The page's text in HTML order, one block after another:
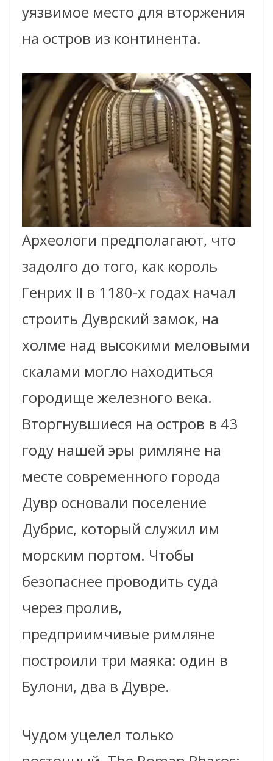
уязвимое место для вторжения
на остров из континента.
Археологи предполагают, что
задолго до того, как король
Генрих II в 1180-х годах начал
строить Дуврский замок, на
холме над высокими меловыми
скалами могло находиться
городище железного века.
Вторгнувшиеся на остров в 43
году нашей эры римляне на
месте современного города
Дувр основали поселение
Дубрис, который служил им
морским портом. Чтобы
безопаснее проводить суда
через пролив,
предприимчивые римляне
построили три маяка: один в
Булони, два в Дувре.
Чудом уцелел только